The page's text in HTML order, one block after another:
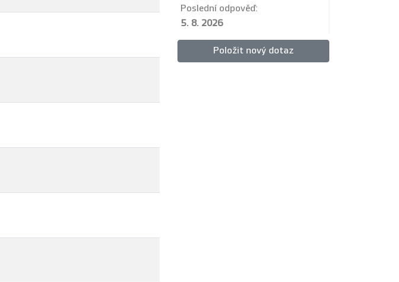
Poslední odpověď:
5. 8. 2026
Položit nový dotaz